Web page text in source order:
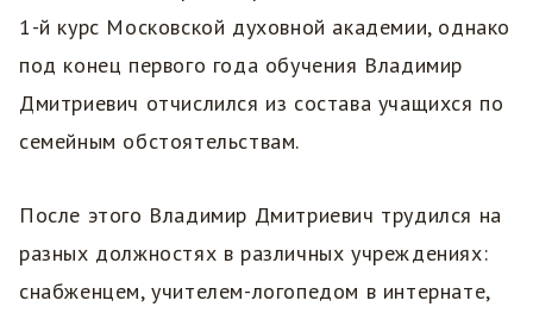
1-й курс Московской духовной академии, однако
под конец первого года обучения Владимир
Дмитриевич отчислился из состава учащихся по
семейным обстоятельствам.
После этого Владимир Дмитриевич трудился на
разных должностях в различных учреждениях:
снабженцем, учителем-логопедом в интернате,